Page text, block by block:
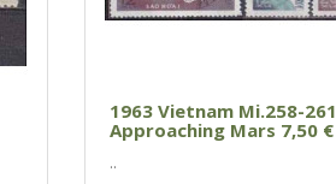
1963 Vietnam Mi.258-261
Approaching Mars 7,50 €
..